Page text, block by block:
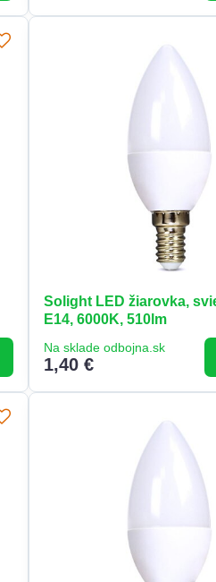
Solight LED žiarovka,
E14, 6000K, 510lm
Na sklade odbojna.sk
1,40 €